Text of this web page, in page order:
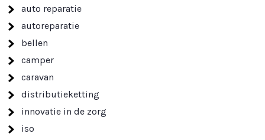
auto reparatie
autoreparatie
bellen
camper
caravan
distributieketting
innovatie in de zorg
iso